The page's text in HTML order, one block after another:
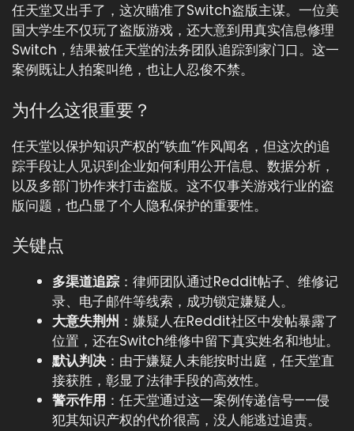
任天堂又出手了，这次瞄准了Switch盗版主谋。一位美
国大学生不仅玩了盗版游戏，还大意到用真实信息修理
Switch，结果被任天堂的法务团队追踪到家门口。这一
案例既让人拍案叫绝，也让人忍俊不禁。
为什么这很重要？
任天堂以保护知识产权的“铁血”作风闻名，但这次的追
踪手段让人见识到企业如何利用公开信息、数据分析，
以及多部门协作来打击盗版。这不仅事关游戏行业的盗
版问题，也凸显了个人隐私保护的重要性。
关键点
多渠道追踪 ：律师团队通过Reddit帖子、维修记
录、电子邮件等线索，成功锁定嫌疑人。
大意失荆州 ：嫌疑人在Reddit社区中发帖暴露了
位置，还在Switch维修中留下真实姓名和地址。
默认判决 ：由于嫌疑人未能按时出庭，任天堂直
接获胜，彰显了法律手段的高效性。
警示作用 ：任天堂通过这一案例传递信号——侵
犯其知识产权的代价很高，没人能逃过追责。